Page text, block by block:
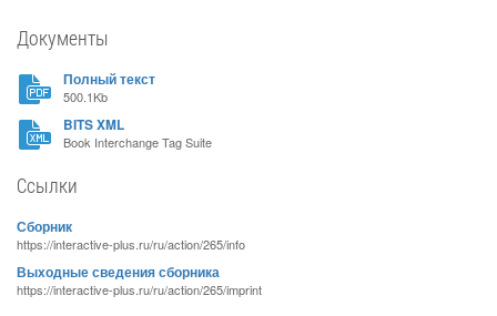
Документы
Полный текст
500.1Kb
BITS XML
Book Interchange Tag Suite
Ссылки
Сборник
https://interactive-plus.ru/ru/action/265/info
Выходные сведения сборника
https://interactive-plus.ru/ru/action/265/imprint